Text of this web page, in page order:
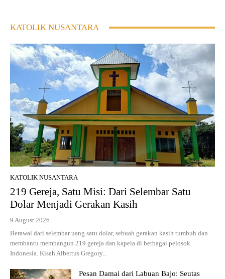
KATOLIK NUSANTARA
KATOLIK NUSANTARA
219 Gereja, Satu Misi: Dari Selembar Satu
Dolar Menjadi Gerakan Kasih
9 August 2026
Berawal dari selembar uang satu dolar, sebuah gerakan kasih tumbuh dan
membantu membangun 219 gereja dan kapela di berbagai pelosok
Indonesia. Kisah Albertus Gregory...
Pesan Damai dari Labuan Bajo: Seutas